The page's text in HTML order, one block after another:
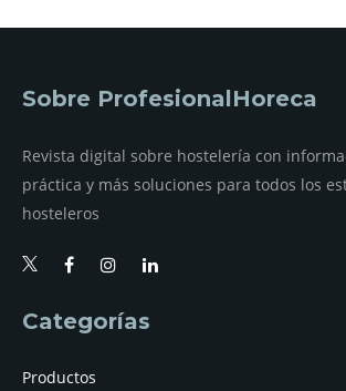
Sobre ProfesionalHoreca
Revista digital sobre hostelería con
práctica y más soluciones para todos los
hosteleros
Categorías
Productos